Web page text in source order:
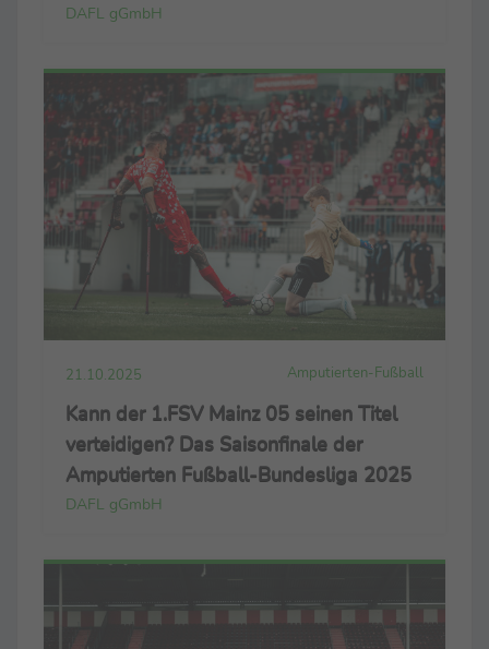
DAFL gGmbH
21.10.2025 Amputierten-Fußball
Kann der 1.FSV Mainz 05 seinen Titel
verteidigen? Das Saisonfinale der
Amputierten Fußball-Bundesliga 2025
DAFL gGmbH